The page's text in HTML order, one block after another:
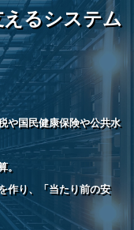
えるシステム
や国民健康保険や公共水
。
作り、「当たり前の安